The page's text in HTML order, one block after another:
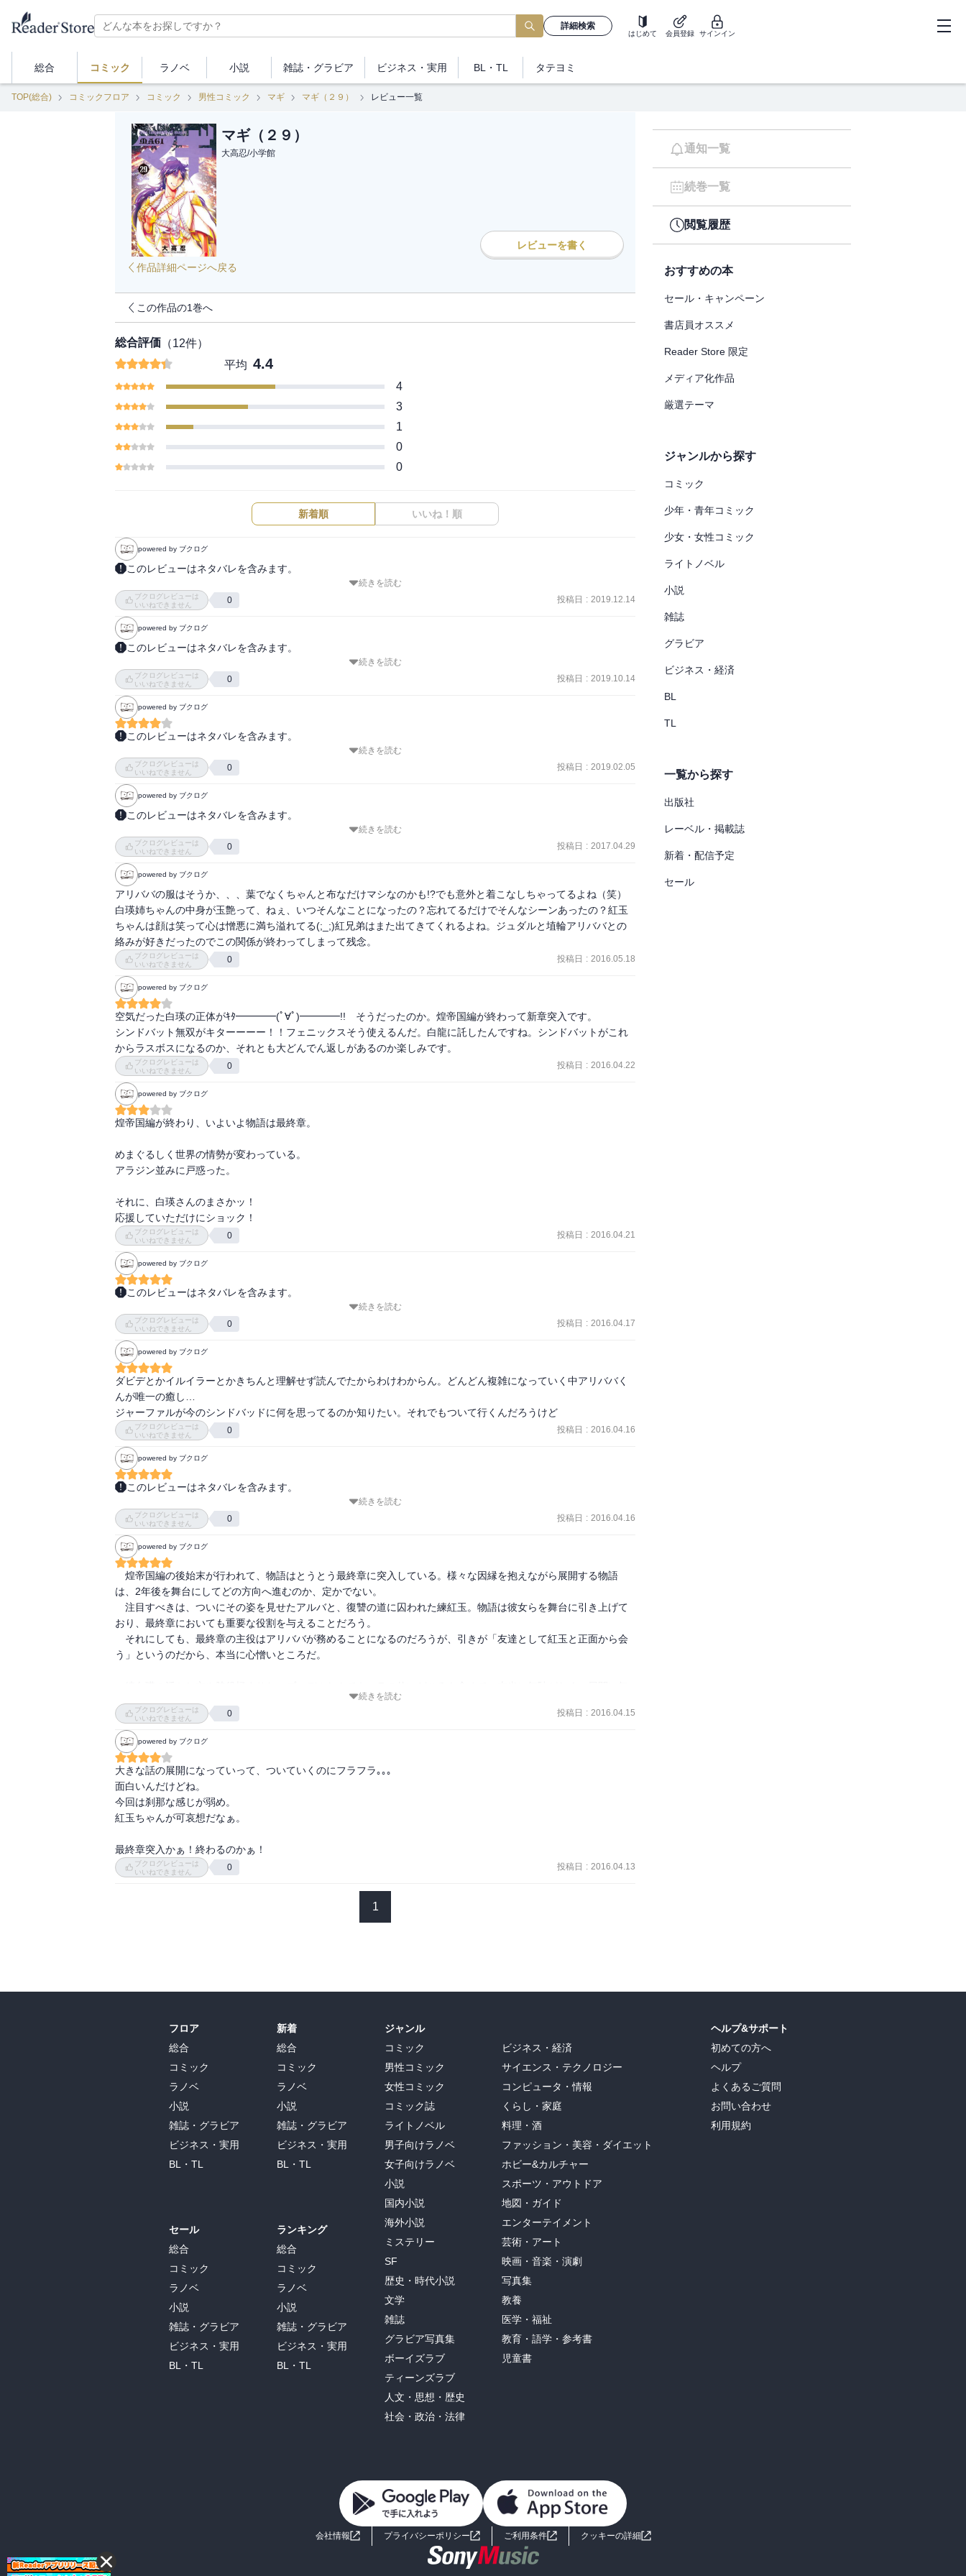
詳細検索
はじめて 会員登録 サインイン
総合 コミック ラノベ 小説 雑誌・ グラビア ビジネス ・実用 BL・TL タテヨミ
TOP(総合) コミックフロア コミック 男性コミック マギ マギ（２９） レビュー一覧
マギ（２９）
大高忍/小学館
レビューを書く
作品詳細ページへ戻る
この作品の1巻へ
総合評価 （12件）
平均 4.4
4
3
1
0
0
新着順 いいね！順
powered by ブクログ
このレビューはネタバレを含みます。
紅炎生存、アリババ生還で明るい流れ。
当初は白龍やシンドバッドの野望の暴走を止めるという目的意識だったはずが、二人の内面の在り方もどんどん変
化していて、結局二人を倒さなくてもよくなってしまったというのがおもしろい。
アラジンとモルジアナが白龍を見張るとそれぞれ言いに来るのが、昔の友情が形を変えて続いていて良い。
続きを読む
ブクログレビューは
いいねできません
0 投稿日 : 2019.12.14
powered by ブクログ
このレビューはネタバレを含みます。
ぎゃああっ、白瑛があっ、紅玉があっ！！　シンドバッドおじさんがっ！？　なんでそっちの方面に？　まさか、
保険がかかっていたとは！？　血筋で移動する？　ゼノ○アスみたい。
続きを読む
ブクログレビューは
いいねできません
0 投稿日 : 2019.10.14
powered by ブクログ
このレビューはネタバレを含みます。
煌帝国の闘いが終わって紅炎と白龍が話し合うところなんかグッとくるものがあった。紅炎の処刑のところ、あー
紅炎ついにーと思ったけど、まさかあんな仕掛けがあったとは。白龍が元に戻ってくれてるといいな。紅炎と会え
た紅明と紅覇が泣いててやばかった。モルジアナがアリババへの気持ちを自覚したところも良かったな。紅玉だけ
心配だけど。あとまさかの白瑛が玉艶だったとは白龍また可哀想な展開じゃんね。ひどいなー。そしてついにアリ
ババの復活。すごい待ってた。嬉しい。3年ぶりに戻ってきたアリババが見た世界はまったく別のものになってた。
アリババも謎の力を身に付けてたみたいだけど、それ以上にすごい偉い人になってたシンドバッドやその周りの人
たち。煌帝国の皇帝になってる紅玉。友達として会いにいくみたいまけど、前のようなお友達の2人が見たいな。
続きを読む
ブクログレビューは
いいねできません
0 投稿日 : 2019.02.05
powered by ブクログ
このレビューはネタバレを含みます。
27～29巻覚え書き
アリババとジュダル、謎の土地に飛ばされる
アリババ、ハニワみたいになる
兄弟戦争は白龍勝利。紅炎はじめ兄たちは処刑せず。
3年後、アリババ帰還
シンドバッドめちゃ大実業家みたくなってる
※半分堕転してて、世界の破滅と再生を繰り返す「ダビデ」と一体化している（けど、シンドバッドいわく「俺は
俺」）
※白瑛＝玉艶＝アルバ
煌は荒廃。商業主義の流れに乗れなかった。
現在の皇帝は紅玉（アリババのお友達）
アリババは紅玉に会いに行こうとする
-----------------------------
ソロモン編あたりで一回ダレて読むのをやめてしまったんですが、やっぱり気になって読むの再開。
でも、ソロモン編のことをきっちり覚えてないと、色々「何だっけこれ…」ってとこが出て来るので、もう1回ソロ
モン編を読まないと駄目かしら…とちょっとずっしりきております。
ダビデとかアルバとかの立ち位置を全く覚えてない……！
アリババ、アラジン、モルジアナって割と別行動してることが多いけど、このトリオすきなので早く再会して欲し
いな～～と思っております。
あと、モルジアナがアリババへの恋愛感情を自覚したので、その辺もニヤニヤのわくわくです。
でもとりあえず、紅玉ちゃんとの再会もとても気になる！
紅玉ちゃんめっちゃ可愛くて良い子なので好きです。
しかし白瑛さんが玉艶って、白龍ますますかわいそうじゃん……唯一のよりどころだったのにね……！！！！
続きを読む
ブクログレビューは
いいねできません
0 投稿日 : 2017.04.29
powered by ブクログ
アリババの服はそうか、、、葉でなくちゃんと布なだけマシなのかも!?でも意外と着こなしちゃってるよね（笑）
白瑛姉ちゃんの中身が玉艶って、ねぇ、いつそんなことになったの？忘れてるだけでそんなシーンあったの？紅玉
ちゃんは顔は笑って心は憎悪に満ち溢れてる(;_;)紅兄弟はまた出てきてくれるよね。ジュダルと埴輪アリババとの
絡みが好きだったのでこの関係が終わってしまって残念。
ブクログレビューは
いいねできません
0 投稿日 : 2016.05.18
powered by ブクログ
空気だった白瑛の正体がｷﾀ━━━━(ﾟ∀ﾟ)━━━━!!　そうだったのか。煌帝国編が終わって新章突入です。
シンドバット無双がキターーーー！！フェニックスそう使えるんだ。白龍に託したんですね。シンドバットがこれ
からラスボスになるのか、それとも大どんでん返しがあるのか楽しみです。
ブクログレビューは
いいねできません
0 投稿日 : 2016.04.22
powered by ブクログ
煌帝国編が終わり、いよいよ物語は最終章。
めまぐるしく世界の情勢が変わっている。
アラジン並みに戸惑った。
それに、白瑛さんのまさかッ！
応援していただけにショック！
ブクログレビューは
いいねできません
0 投稿日 : 2016.04.21
powered by ブクログ
このレビューはネタバレを含みます。
帰ってきましたアリババ君！様変わりしてしまった世界でこれからアリババがどう動いていくのか楽しみ。
社会主義から民主主義へ、技術の発達、格差の拡大など政治的な話もどんどん濃くなっていく。
白龍、アラジン、モルジアナはどうなったのか。なにげにブーデルさんが癒しキャラみたいになってる(笑)
続きを読む
ブクログレビューは
いいねできません
0 投稿日 : 2016.04.17
powered by ブクログ
ダビデとかイルイラーとかきちんと理解せず読んでたからわけわからん。どんどん複雑になっていく中アリババく
んが唯一の癒し…
ジャーファルが今のシンドバッドに何を思ってるのか知りたい。それでもついて行くんだろうけど
ブクログレビューは
いいねできません
0 投稿日 : 2016.04.16
powered by ブクログ
このレビューはネタバレを含みます。
煌帝国決戦の後始末と、そしてアリババくんの復活巻です！
前の巻までが重苦しく救いのない展開だったのと対照的に、
この巻では登場人物のそれぞれが進むべき道を定めているせいか、妙に清々しいですね。
白龍は、紅炎を殺さないという決断を。
アラジンは「ただ一人違和感を持つマギとして生きていたい」という決断を。
モルジアナは「アリババを殺した白龍を見ている」という決断を。
正直、白龍くんは、恨みをいだいて飲みこまれているうちに変質してしまっているということも気付いてるんだろ
うなあと思っていましたが、気付いてませんでしたね。
皇帝になってどう変わったのか、そしてなぜ失踪したのか、ここが空白の二年間。
一方、主人公であるアリババは時間からすっかり取り残された形で目を覚まします。
死ぬ前はあんなに苦しくて辛そうだった表情が明るく逞しくなりましたね。
主人公だからなんでしょうか、この安心感は。
そんなアリババが、アラジンとモルジアナと再会とはいかずまずはシンドバッドと対峙。
昔よりずっと対等に話ができている感が凄い、というか、初対面ではシンドバッドに品定めされてたのに今や逆く
らいのいきおい
シャルルカンとヤムライハにも会いにいってくださいお願いします
そしてアラジンかと思いきや次は紅玉
焦らす・・焦らすよ大高先生は・・・・
そしてしっかり解決して、紅玉ちゃんが笑えるようになったらアラジンのところに行ってあげてほしいです。
早く会いに行ってあげて！
続きを読む
ブクログレビューは
いいねできません
0 投稿日 : 2016.04.16
powered by ブクログ
煌帝国編の後始末が行われて、物語はとうとう最終章に突入している。様々な因縁を抱えながら展開する物語
は、2年後を舞台にしてどの方向へ進むのか、定かでない。
注目すべきは、ついにその姿を見せたアルバと、復讐の道に囚われた練紅玉。物語は彼女らを舞台に引き上げて
おり、最終章においても重要な役割を与えることだろう。
それにしても、最終章の主役はアリババが務めることになるのだろうが、引きが「友達として紅玉と正面から会
う」というのだから、本当に心憎いところだ。
理もない。それは社会の図式の描写においてすらそうなのだから、本当に大高さんの腕前にはシャッポを脱ぐしか
ない。
今回は星五つで評価している。最終章がどう展開し、そんな結末に向かっていくのか、楽しみにしたいところ
だ。
続きを読む
ブクログレビューは
いいねできません
0 投稿日 : 2016.04.15
powered by ブクログ
大きな話の展開になっていって、ついていくのにフラフラ｡｡｡
面白いんだけどね。
今回は刹那な感じが弱め。
紅玉ちゃんが可哀想だなぁ。
最終章突入かぁ！終わるのかぁ！
ブクログレビューは
いいねできません
0 投稿日 : 2016.04.13
1
通知一覧
続巻一覧
閲覧履歴
おすすめの本
セール・キャンペーン
書店員オススメ
Reader Store 限定
メディア化作品
厳選テーマ
ジャンルから探す
コミック
少年・青年コミック
少女・女性コミック
ライトノベル
小説
雑誌
グラビア
ビジネス・経済
BL
TL
一覧から探す
出版社
レーベル・掲載誌
新着・配信予定
セール
フロア
総合
コミック
ラノベ
小説
雑誌・グラビア
ビジネス・実用
BL・TL
セール
総合
コミック
ラノベ
小説
雑誌・グラビア
ビジネス・実用
BL・TL
新着
総合
コミック
ラノベ
小説
雑誌・グラビア
ビジネス・実用
BL・TL
ランキング
総合
コミック
ラノベ
小説
雑誌・グラビア
ビジネス・実用
BL・TL
ジャンル
コミック
男性コミック
女性コミック
コミック誌
ライトノベル
男子向けラノベ
女子向けラノベ
小説
国内小説
海外小説
ミステリー
SF
歴史・時代小説
文学
雑誌
グラビア写真集
ボーイズラブ
ティーンズラブ
人文・思想・歴史
社会・政治・法律
ビジネス・経済
サイエンス・テクノロジー
コンピュータ・情報
くらし・家庭
料理・酒
ファッション・美容・ダイエット
ホビー&カルチャー
スポーツ・アウトドア
地図・ガイド
エンターテイメント
芸術・アート
映画・音楽・演劇
写真集
教養
医学・福祉
教育・語学・参考書
児童書
ヘルプ&サポート
初めての方へ
ヘルプ
よくあるご質問
お問い合わせ
利用規約
会社情報 プライバシーポリシー ご利用条件 クッキーの詳細